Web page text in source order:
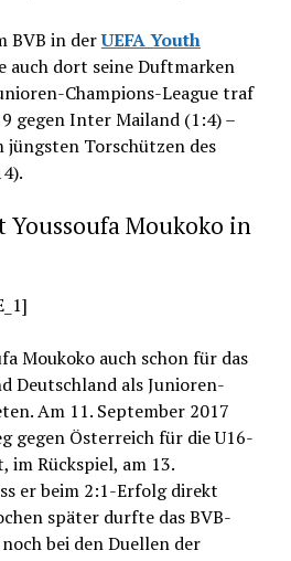
BVB in derUEFA Youth
auch dort seine Duftmarken
Champions-League traf
gegen Inter Mailand (1:4) –
jüngsten Torschützen des
Youssoufa Moukoko in
Moukoko auch schon für das
Deutschland als Junioren-
Am 11. September 2017
gegen Österreich für die U16-
im Rückspiel, am 13.
er beim 2:1-Erfolg direkt
später durfte das BVB-
bei den Duellen der